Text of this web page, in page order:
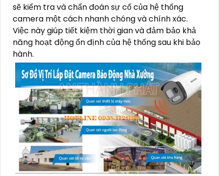
sẽ kiểm tra và chẩn đoán sự cố của hệ thống
camera một cách nhanh chóng và chính xác.
Việc này giúp tiết kiệm thời gian và đảm bảo khả
năng hoạt động ổn định của hệ thống sau khi bảo
hành.